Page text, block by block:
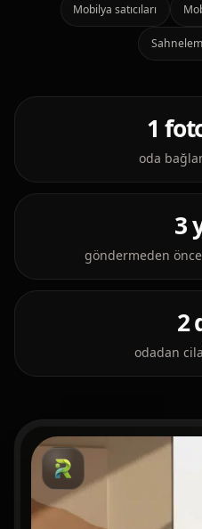
Mobilya satıcıları
1
oda
3
göndermeden
2
odadan